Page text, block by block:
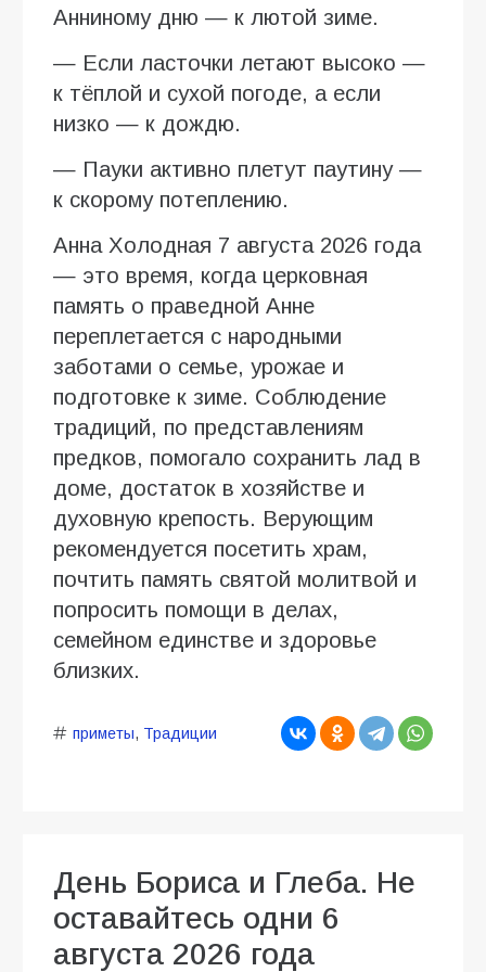
Анниному дню — к лютой зиме.
— Если ласточки летают высоко —
к тёплой и сухой погоде, а если
низко — к дождю.
— Пауки активно плетут паутину —
к скорому потеплению.
Анна Холодная 7 августа 2026 года
— это время, когда церковная
память о праведной Анне
переплетается с народными
заботами о семье, урожае и
подготовке к зиме. Соблюдение
традиций, по представлениям
предков, помогало сохранить лад в
доме, достаток в хозяйстве и
духовную крепость. Верующим
рекомендуется посетить храм,
почтить память святой молитвой и
попросить помощи в делах,
семейном единстве и здоровье
близких.
приметы, Традиции
День Бориса и Глеба. Не
оставайтесь одни 6
августа 2026 года